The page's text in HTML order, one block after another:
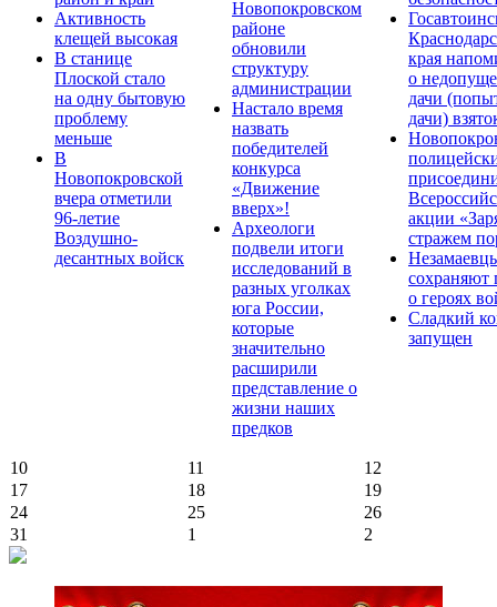
Активность
клещей высокая
В станице
Плоской стало
на одну бытовую
проблему
меньше
В
Новопокровской
вчера отметили
96-летие
Воздушно-
десантных войск
Новопокровском
районе
обновили
структуру
администрации
Настало время
назвать
победителей
конкурса
«Движение
вверх»!
Археологи
подвели итоги
исследований в
разных уголках
юга России,
которые
значительно
расширили
представление о
жизни наших
предков
края
о
дачи
дачи)
акции
стражем
сохраняют
о героях
Сладкий
запущен
10 11
12
17
18
19
24
25
26
31
1 2